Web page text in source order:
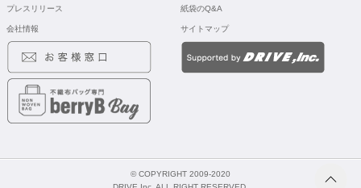
プレスリリース 紙袋のQ&A
会社情報 サイトマップ
© COPYRIGHT 2009-2020